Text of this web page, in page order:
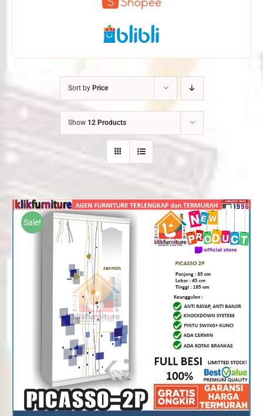
Sort by Price
Show 12 Products
Sale!